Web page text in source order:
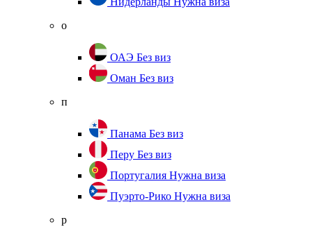
о
ОАЭ Без виз
Оман Без виз
п
Панама Без виз
Перу Без виз
Португалия Нужна виза
Пуэрто-Рико Нужна виза
р